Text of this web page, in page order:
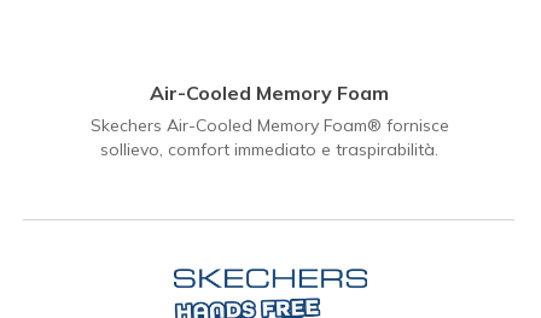
Air-Cooled Memory Foam
Skechers Air-Cooled Memory Foam® fornisce
sollievo, comfort immediato e traspirabilità.